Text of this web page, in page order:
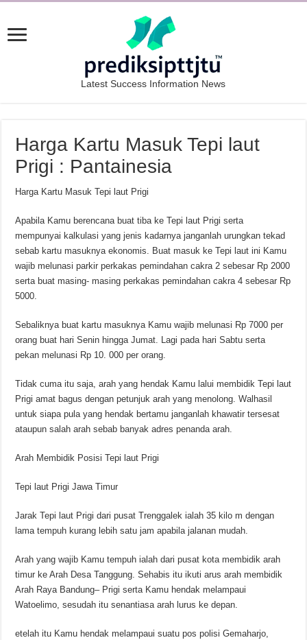
Latest Success Information News
Harga Kartu Masuk Tepi laut
Prigi : Pantainesia
Harga Kartu Masuk Tepi laut Prigi
Apabila Kamu berencana buat tiba ke Tepi laut Prigi serta
mempunyai kalkulasi yang jenis kadarnya janganlah urungkan tekad
sebab kartu masuknya ekonomis. Buat masuk ke Tepi laut ini Kamu
wajib melunasi parkir perkakas pemindahan cakra 2 sebesar Rp 2000
serta buat masing- masing perkakas pemindahan cakra 4 sebesar Rp
5000.
Sebaliknya buat kartu masuknya Kamu wajib melunasi Rp 7000 per
orang buat hari Senin hingga Jumat. Lagi pada hari Sabtu serta
pekan melunasi Rp 10. 000 per orang.
Tidak cuma itu saja, arah yang hendak Kamu lalui membidik Tepi laut
Prigi amat bagus dengan petunjuk arah yang menolong. Walhasil
untuk siapa pula yang hendak bertamu janganlah khawatir tersesat
ataupun salah arah sebab banyak adres penanda arah.
Arah Membidik Posisi Tepi laut Prigi
Tepi laut Prigi Jawa Timur
Jarak Tepi laut Prigi dari pusat Trenggalek ialah 35 kilo m dengan
lama tempuh kurang lebih satu jam apabila jalanan mudah.
Arah yang wajib Kamu tempuh ialah dari pusat kota membidik arah
timur ke Arah Desa Tanggung. Sehabis itu ikuti arus arah membidik
Arah Raya Bandung– Prigi serta Kamu hendak melampaui
Watoelimo, sesudah itu senantiasa arah lurus ke depan.
etelah itu Kamu hendak melampaui suatu pos polisi Gemaharjo,